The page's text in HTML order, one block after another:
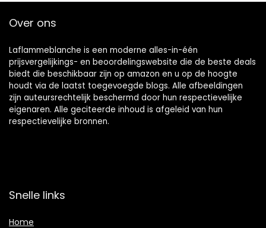
Over ons
Laflammeblanche is een moderne alles-in-één
prijsvergelijkings- en beoordelingswebsite die de beste deals
biedt die beschikbaar zijn op amazon en u op de hoogte
houdt via de laatst toegevoegde blogs. Alle afbeeldingen
zijn auteursrechtelijk beschermd door hun respectievelijke
eigenaren. Alle geciteerde inhoud is afgeleid van hun
respectievelijke bronnen.
Snelle links
Home